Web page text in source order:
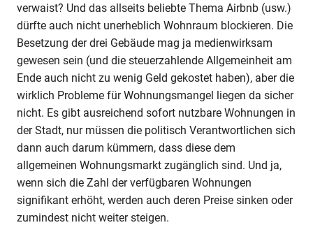
verwaist? Und das allseits beliebte Thema Airbnb (usw.)
dürfte auch nicht unerheblich Wohnraum blockieren. Die
Besetzung der drei Gebäude mag ja medienwirksam
gewesen sein (und die steuerzahlende Allgemeinheit am
Ende auch nicht zu wenig Geld gekostet haben), aber die
wirklich Probleme für Wohnungsmangel liegen da sicher
nicht. Es gibt ausreichend sofort nutzbare Wohnungen in
der Stadt, nur müssen die politisch Verantwortlichen sich
dann auch darum kümmern, dass diese dem
allgemeinen Wohnungsmarkt zugänglich sind. Und ja,
wenn sich die Zahl der verfügbaren Wohnungen
signifikant erhöht, werden auch deren Preise sinken oder
zumindest nicht weiter steigen.